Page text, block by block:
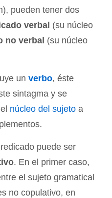
pueden tener dos
verbal (su núcleo
no verbal (su núcleo
un verbo, éste
sintagma y se
núcleo del sujeto a
puede ser
. En el primer caso,
el sujeto gramatical
no copulativo, en